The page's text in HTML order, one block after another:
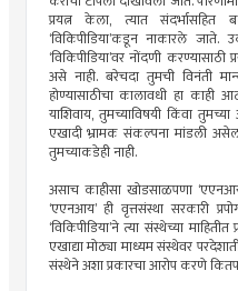
प्रयत्न केला, त्यात
‘विकिपीडिया’कडून नाकारले
‘विकिपीडिया’वर नोंदणी
असे नाही. बरेचदा तुमची विनंती
होण्यासाठीचा कालावधी हा काही
याशिवाय, तुमच्याविषयी किंवा
एखादी भ्रामक संकल्पना मांडली
तुमच्याकडेही नाही.
असाच काहीसा खोडसाळपणा
‘एएनआय’ ही वृत्तसंस्था सरकारी
‘विकिपीडिया’ने त्या संस्थेच्या
एखाद्या मोठ्या माध्यम संस्थेवर
संस्थेने अशा प्रकारचा आरोप करणे